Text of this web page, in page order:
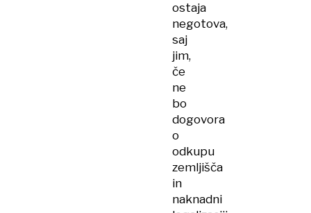
ostaja
negotova,
saj
jim,
če
ne
bo
dogovora
o
odkupu
zemljišča
in
naknadni